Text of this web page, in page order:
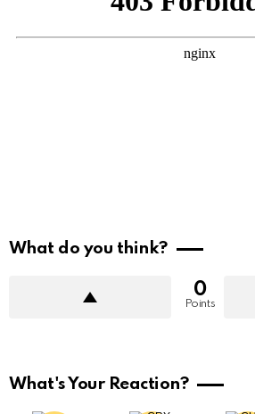
What do you think?
0
Points
What's Your Reaction?